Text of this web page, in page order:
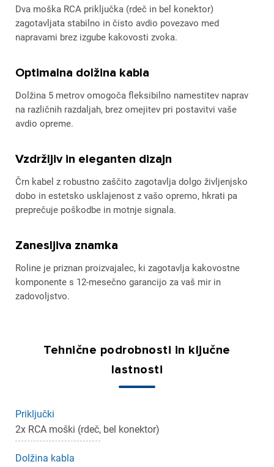
Dva moška RCA priključka (rdeč in bel konektor)
zagotavljata stabilno in čisto avdio povezavo med
napravami brez izgube kakovosti zvoka.
Optimalna dolžina kabla
Dolžina 5 metrov omogoča fleksibilno namestitev naprav
na različnih razdaljah, brez omejitev pri postavitvi vaše
avdio opreme.
Vzdržljiv in eleganten dizajn
Črn kabel z robustno zaščito zagotavlja dolgo življenjsko
dobo in estetsko usklajenost z vašo opremo, hkrati pa
preprečuje poškodbe in motnje signala.
Zanesljiva znamka
Roline je priznan proizvajalec, ki zagotavlja kakovostne
komponente s 12-mesečno garancijo za vaš mir in
zadovoljstvo.
Tehnične podrobnosti in ključne
lastnosti
Priključki
2x RCA moški (rdeč, bel konektor)
Dolžina kabla